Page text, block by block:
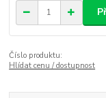
Číslo produktu:
Hlídat cenu / dostupnost